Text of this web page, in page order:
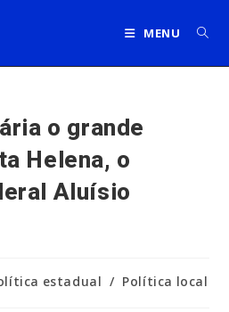
MENU
o grande
Helena, o
Aluísio
estadual / Política local